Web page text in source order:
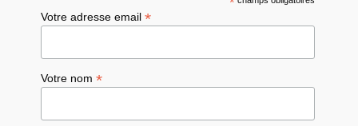
Votre adresse email*
Votre nom*